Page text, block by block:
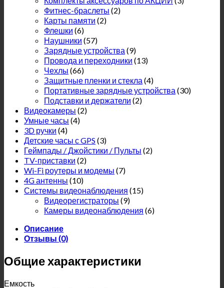
Фитнес-браслеты (2)
Карты памяти (2)
Флешки (6)
Наушники (57)
Зарядные устройства (9)
Провода и переходники (13)
Чехлы (66)
Защитные пленки и стекла (4)
Портативные зарядные устройства (30)
Подставки и держатели (2)
Видеокамеры (2)
Умные часы (4)
3D ручки (4)
Детские часы с GPS (3)
Геймпады / Джойстики / Пульты (2)
TV-приставки (2)
Wi-Fi роутеры и модемы (7)
4G антенны (10)
Системы видеонаблюдения (15)
Видеорегистраторы (9)
Камеры видеонаблюдения (6)
Описание
Отзывы (0)
Общие характеристики
Емкость